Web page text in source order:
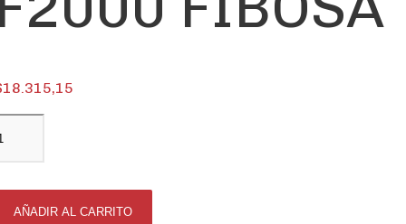
18.315,15
AÑADIR AL CARRITO